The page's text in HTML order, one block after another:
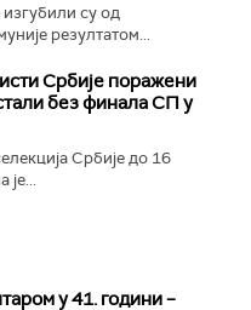
су од
резултатом...
Србије поражени
без финала СП у
Србије до 16
је...
у 41. години –